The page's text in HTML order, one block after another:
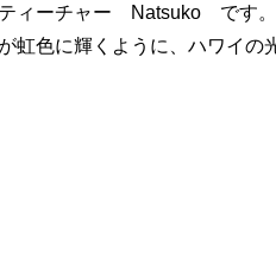
ィーチャー Natsuko です。
虹色に輝くように、ハワイの